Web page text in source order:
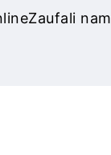
Zaufali nam